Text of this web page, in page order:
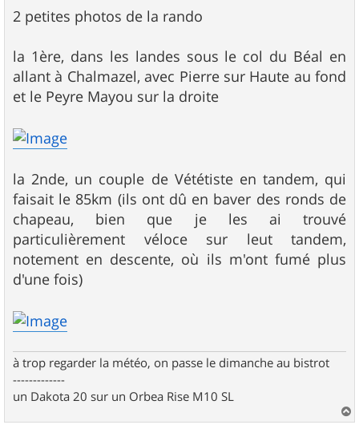
s
s
g
e
2 petites photos de la rando
la 1ère, dans les landes sous le col du Béal en
allant à Chalmazel, avec Pierre sur Haute au fond
et le Peyre Mayou sur la droite
la 2nde, un couple de Vététiste en tandem, qui
faisait le 85km (ils ont dû en baver des ronds de
chapeau, bien que je les ai trouvé
particulièrement véloce sur leut tandem,
notement en descente, où ils m'ont fumé plus
d'une fois)
à trop regarder la météo, on passe le dimanche au bistrot
-------------
un Dakota 20 sur un Orbea Rise M10 SL
a